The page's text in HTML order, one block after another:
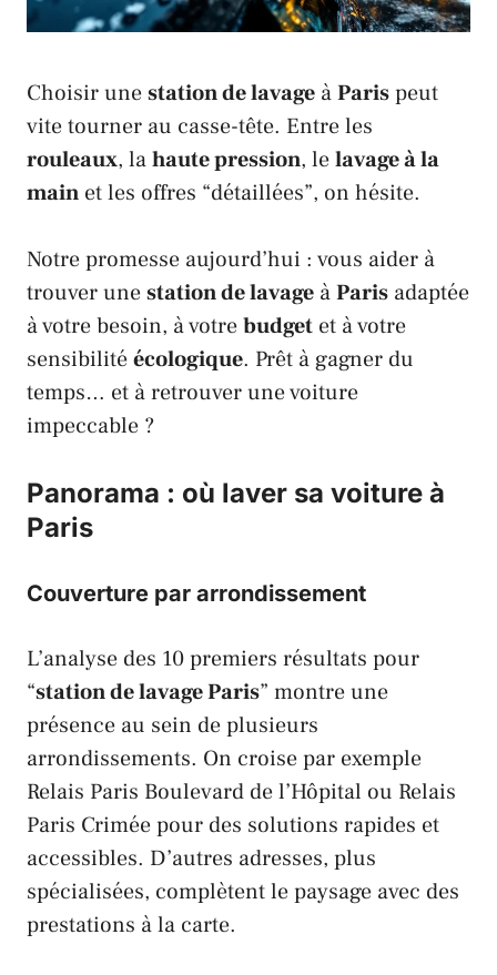
Choisir unestation de lavage àParispeut
vite tourner au casse-tête. Entre les
rouleaux, lahaute pression, lelavage à la
main et les offres “détaillées”, on hésite.
Notre promesse aujourd’hui : vous aider à
trouver unestation de lavage àParis adaptée
à votre besoin, à votrebudget et à votre
sensibilitéécologique. Prêt à gagner du
temps… et à retrouver une voiture
impeccable ?
Panorama : où laver sa voiture à
Paris
Couverture par arrondissement
L’analyse des 10 premiers résultats pour
“station de lavage Paris” montre une
présence au sein de plusieurs
arrondissements. On croise par exemple
Relais Paris Boulevard de l’Hôpital ou Relais
Paris Criméepour des solutions rapides et
accessibles. D’autres adresses, plus
spécialisées, complètent le paysage avec des
prestations à la carte.